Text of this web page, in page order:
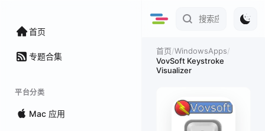
首页
专题合集
平台分类
Mac 应用
首页/WindowsApps/
VovSoft Keystroke
Visualizer